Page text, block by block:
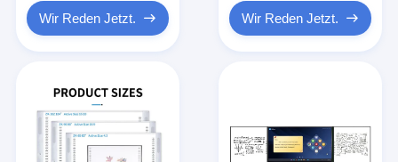
Produkte
Videos
Wir Reden Jetzt. Wir Reden Jetzt.